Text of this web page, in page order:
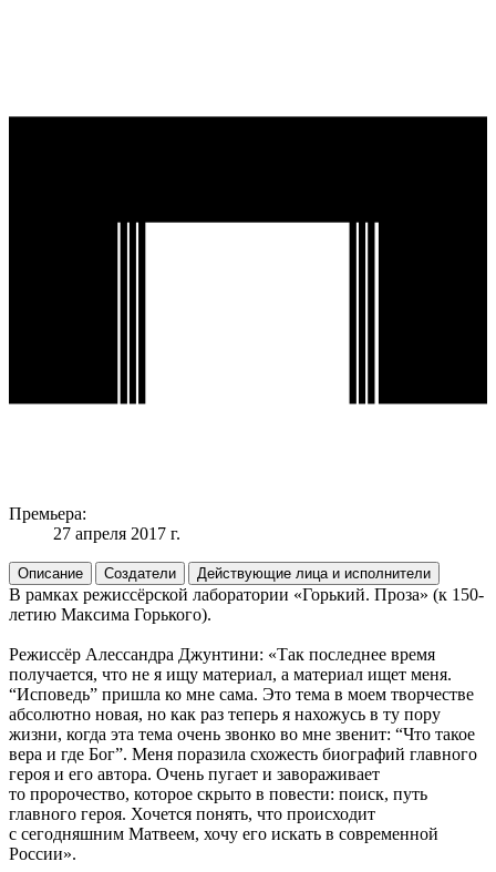
Премьера:
27 апреля 2017 г.
Описание Создатели Действующие лица и исполнители
В рамках режиссёрской лаборатории «Горький. Проза» (к 150-
летию Максима Горького).
Режиссёр Алессандра Джунтини: «Так последнее время
получается, что не я ищу материал, а материал ищет меня.
“Исповедь” пришла ко мне сама. Это тема в моем творчестве
абсолютно новая, но как раз теперь я нахожусь в ту пору
жизни, когда эта тема очень звонко во мне звенит: “Что такое
вера и где Бог”. Меня поразила схожесть биографий главного
героя и его автора. Очень пугает и завораживает
то пророчество, которое скрыто в повести: поиск, путь
главного героя. Хочется понять, что происходит
с сегодняшним Матвеем, хочу его искать в современной
России».